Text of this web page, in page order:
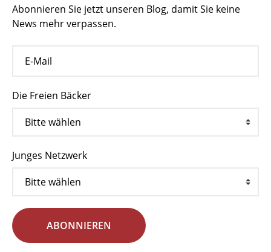
Abonnieren Sie jetzt unseren Blog, damit Sie keine
News mehr verpassen.
Die Freien Bäcker
Junges Netzwerk
ABONNIEREN